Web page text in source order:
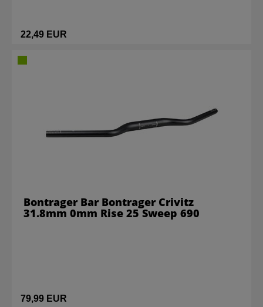
22,49 EUR
79,99 EUR
Bontrager Bar Bontrager Crivitz
31.8mm 0mm Rise 25 Sweep 690